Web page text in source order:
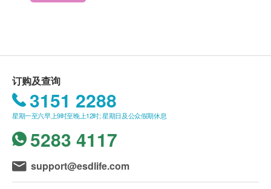
存放于阴凉干燥处。避免阳光直射。
购买LAC及Xndo总额满HK$350，即可享本地免费
送货服务。 账单总额未满HK$350需附加HK$50运
费。
我们将于确定订单后1-3个工作天内安排发货。
不排除运送时间会因节日而有所影响。 当八号烈
风讯号悬挂或黑色暴雨警告生效时，送货服务时间
将会延迟。
订购及查询
3151 2288
星期一至六早上9时至晚上12时; 星期日及公众假期休息
5283 4117
support@esdlife.com